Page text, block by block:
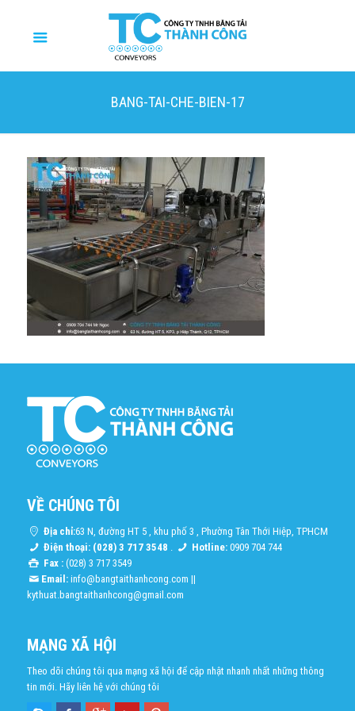
BANG-TAI-CHE-BIEN-17
VỀ CHÚNG TÔI
Địa chỉ:63 N, đường HT 5 , khu phố 3 , Phường Tân Thới Hiệp, TPHCM
Điện thoại: (028) 3 717 3548 . Hotline: 0909 704 744
Fax :(028) 3 717 3549
Email: info@bangtaithanhcong.com ||
kythuat.bangtaithanhcong@gmail.com
MẠNG XÃ HỘI
Theo dõi chúng tôi qua mạng xã hội để cập nhật nhanh nhất những thông
tin mới. Hãy liên hệ với chúng tôi